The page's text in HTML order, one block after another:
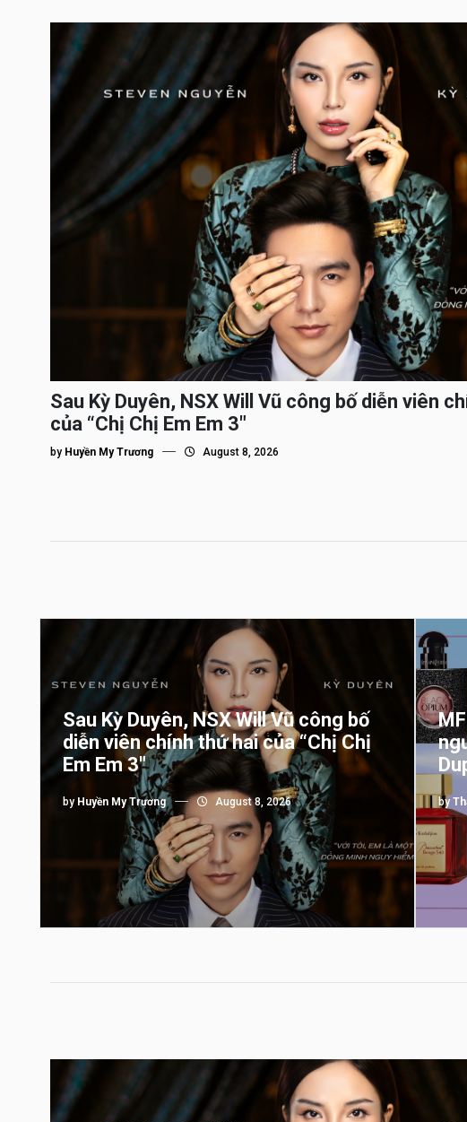
Sau Kỳ Duyên, NSX Will Vũ công bố diễn viên
của “Chị Chị Em Em 3″
by Huyền My Trương August 8, 2026
Sau Kỳ Duyên, NSX Will Vũ công bố
diễn viên chính thứ hai của “Chị Chị
Em Em 3″
by Huyền My Trương August 8, 2026 by